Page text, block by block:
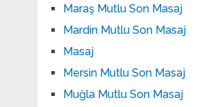
Maraş Mutlu Son Masaj
Mardin Mutlu Son Masaj
Masaj
Mersin Mutlu Son Masaj
Muğla Mutlu Son Masaj